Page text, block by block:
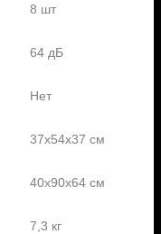
8 шт
64 дБ
Нет
37х54х37 см
40х90х64 см
7,3 кг